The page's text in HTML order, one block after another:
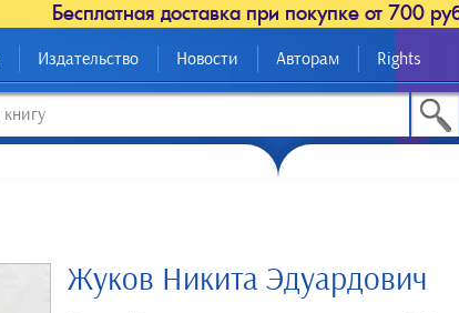
Бесплатная доставка при покупке от 700
Издательство Новости Авторам Rights
Жуков Никита Эдуардович